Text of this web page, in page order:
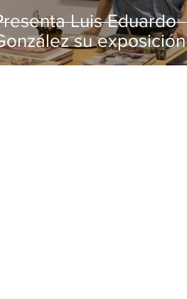
Luis Eduardo
su exposición
la luz en MUSA